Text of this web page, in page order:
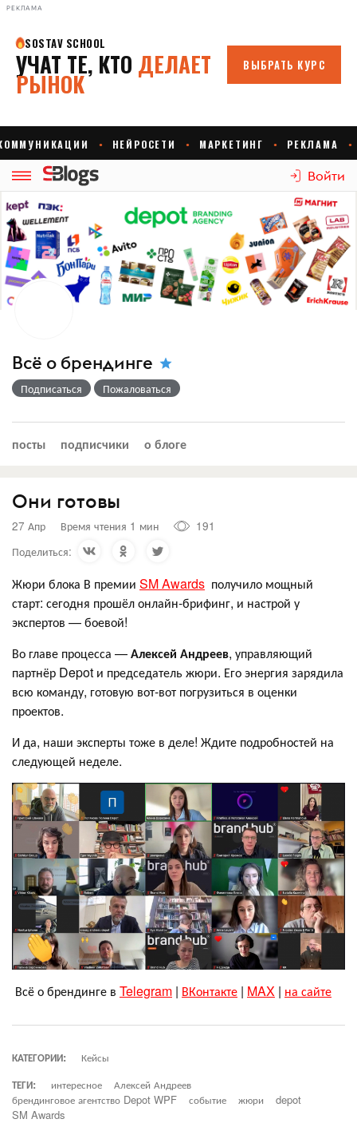
РЕКЛАМА
Войти
Всё о брендинге
Подписаться Пожаловаться
посты подписчики о блоге
Они готовы
27 Апр Время чтения 1 мин
191
Поделиться:
Жюри блока В премии SM Awards получило мощный
старт: сегодня прошёл онлайн‑брифинг, и настрой у
экспертов — боевой!
Во главе процесса —Алексей Андреев, управляющий
партнёр Depot и председатель жюри. Его энергия зарядила
всю команду, готовую вот‑вот погрузиться в оценки
проектов.
И да, наши эксперты тоже в деле! Ждите подробностей на
следующей неделе.
Всё о брендинге в Telegram | ВКонтакте | MAX | на сайте
КАТЕГОРИИ:
Кейсы
ТЕГИ:
интересное
Алексей Андреев
брендинговое агентство Depot WPF
событие жюри
depot
SM Awards